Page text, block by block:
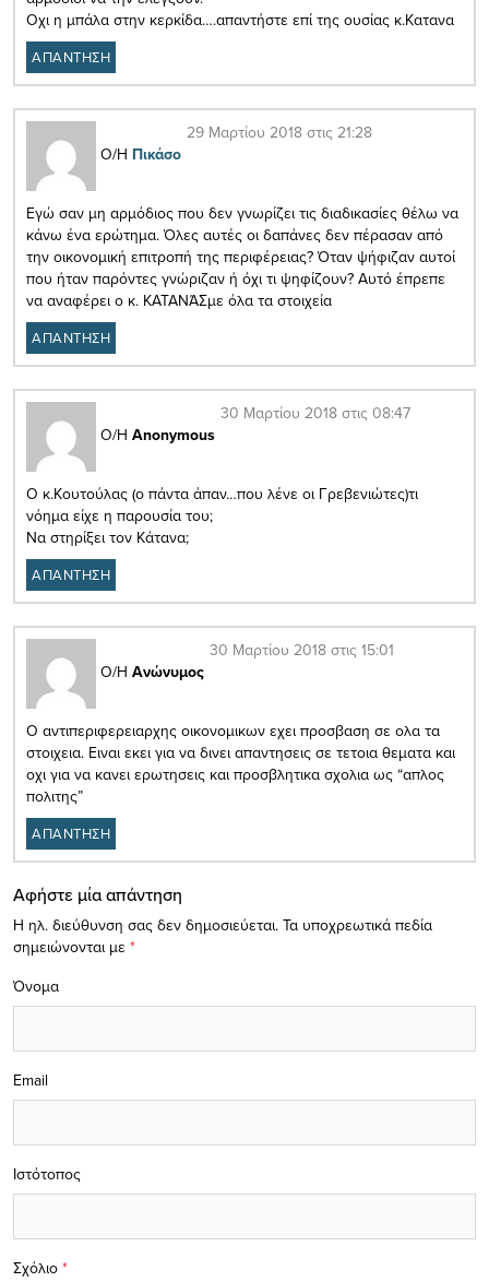
Οχι η μπάλα στην κερκίδα….απαντήστε επί της ουσίας κ.Κατανα
ΑΠΑΝΤΗΣΗ
Ο/Η Πικάσο
29 Μαρτίου 2018 στις 21:28
Εγώ σαν μη αρμόδιος που δεν γνωρίζει τις διαδικασίες θέλω να
κάνω ένα ερώτημα. Όλες αυτές οι δαπάνες δεν πέρασαν από
την οικονομική επιτροπή της περιφέρειας? Όταν ψήφιζαν αυτοί
που ήταν παρόντες γνώριζαν ή όχι τι ψηφίζουν? Αυτό έπρεπε
να αναφέρει ο κ. ΚΑΤΑΝΆΣμε όλα τα στοιχεία
ΑΠΑΝΤΗΣΗ
Ο/Η Anonymous
30 Μαρτίου 2018 στις 08:47
Ο κ.Κουτούλας (ο πάντα άπαν…που λένε οι Γρεβενιώτες)τι
νόημα είχε η παρουσία του;
Να στηρίξει τον Κάτανα;
ΑΠΑΝΤΗΣΗ
Ο/Η Ανώνυμος
30 Μαρτίου 2018 στις 15:01
O αντιπεριφερειαρχης οικονομικων εχει προσβαση σε ολα τα
στοιχεια. Ειναι εκει για να δινει απαντησεις σε τετοια θεματα και
οχι για να κανει ερωτησεις και προσβλητικα σχολια ως “απλος
πολιτης”
ΑΠΑΝΤΗΣΗ
Αφήστε μία απάντηση
Η ηλ. διεύθυνση σας δεν δημοσιεύεται. Τα υποχρεωτικά πεδία
σημειώνονται με *
Σχόλιο *
Όνομα
Email
Ιστότοπος